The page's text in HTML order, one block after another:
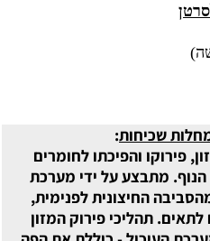
שכיחות:
פירוקו והפיכתו לחומרים
הנוף. מתבצע על ידי ‏מערכת
החיצונית לפנימית,
תהליכי פירוק המזון